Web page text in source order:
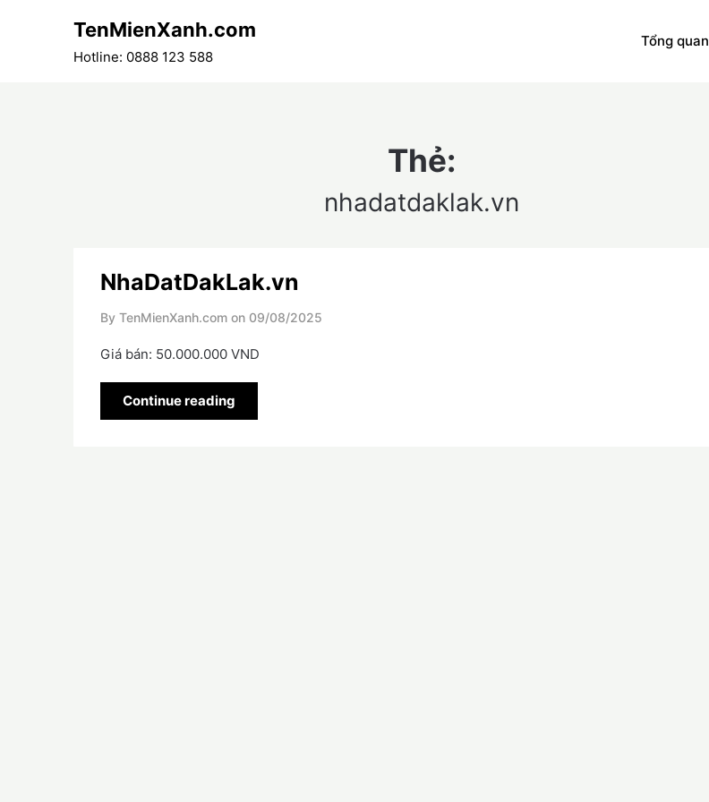
TenMienXanh.com
Hotline: 0888 123 588
Tổng quan
Thẻ:
nhadatdaklak.vn
NhaDatDakLak.vn
By TenMienXanh.com on 09/08/2025
Giá bán: 50.000.000 VND
Continue reading